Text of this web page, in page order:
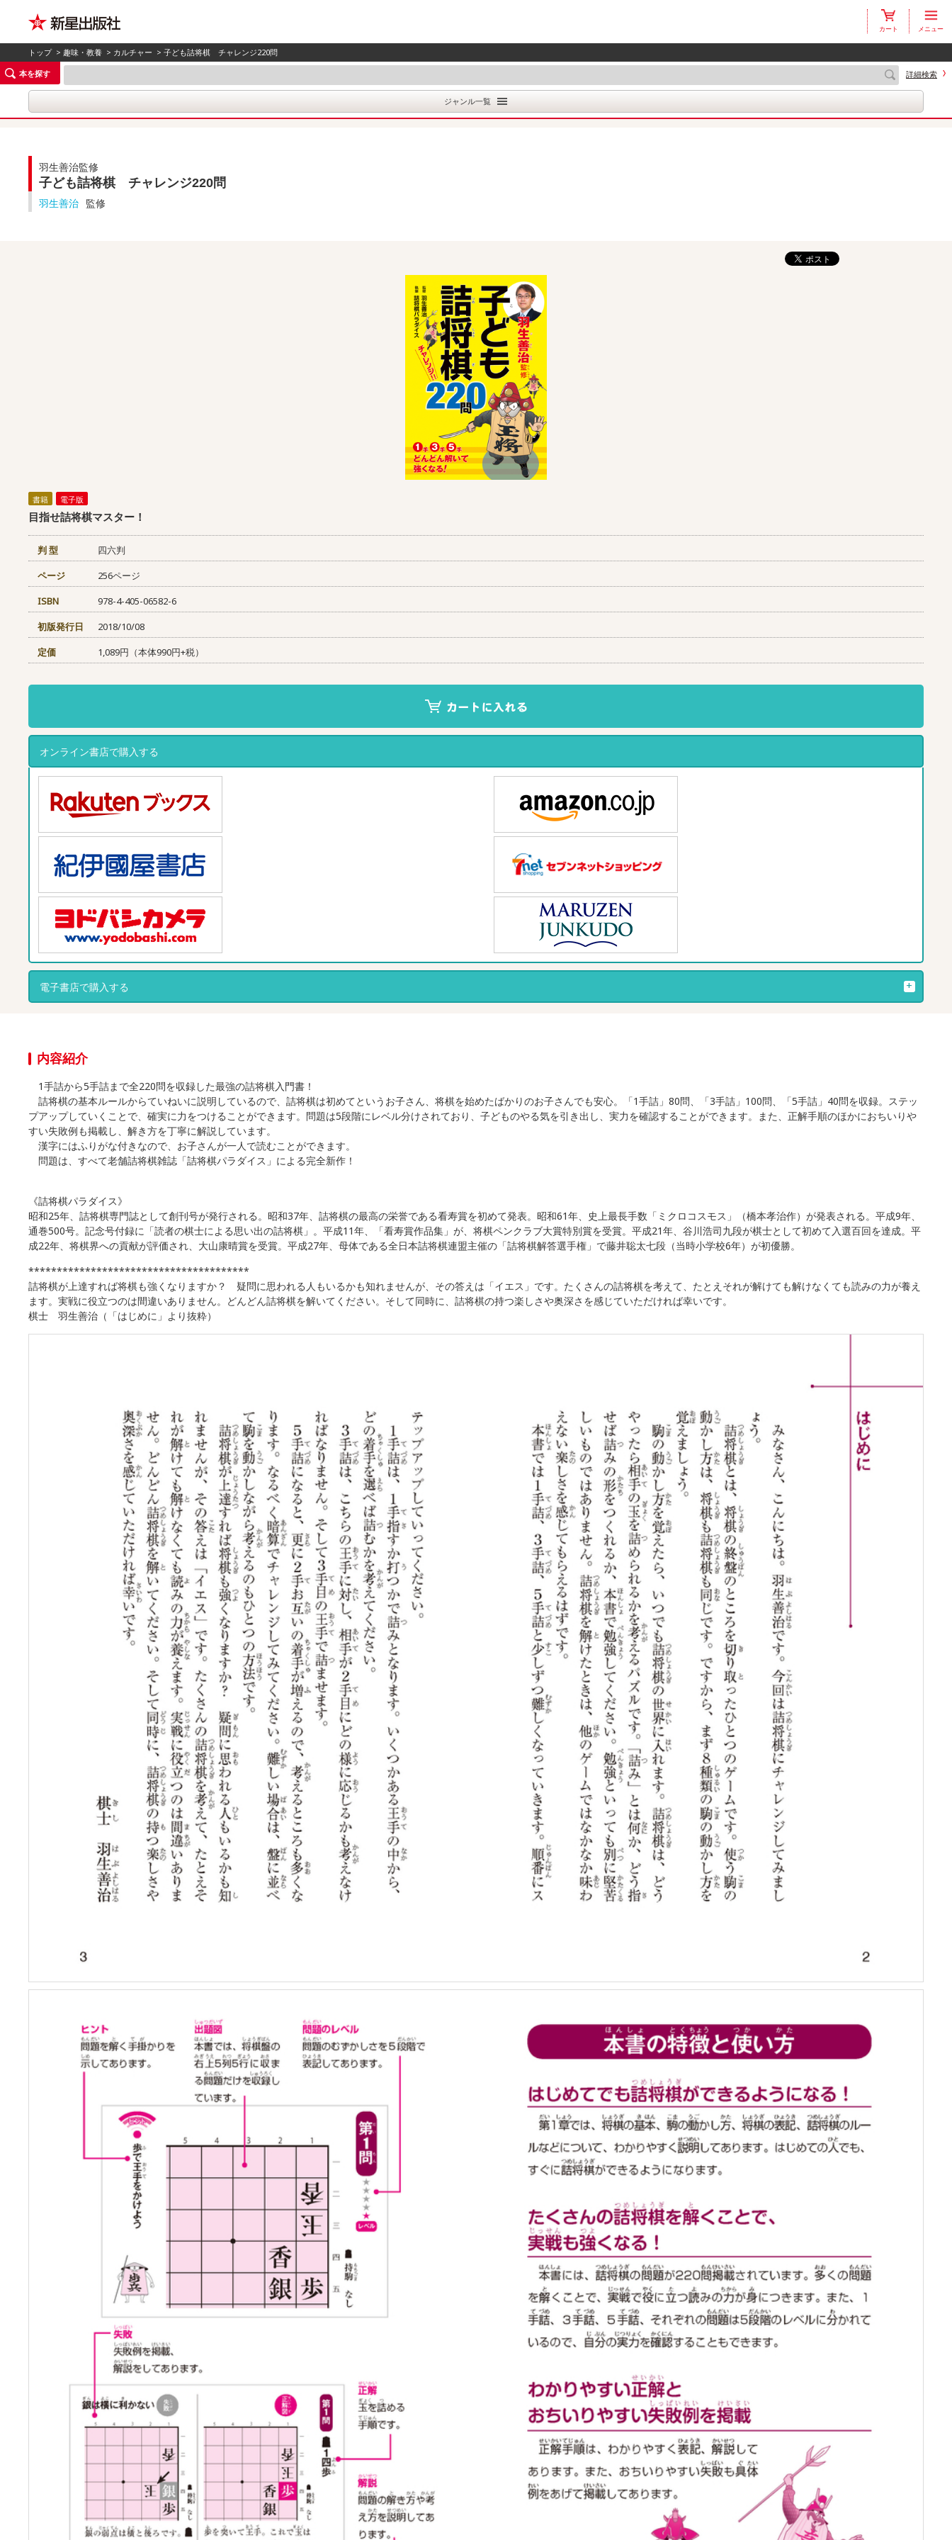
カート メニュー
トップ >趣味・教養 > カルチャー > 子ども詰将棋 チャレンジ220問
本を探す
詳細検索
ジャンル一覧
羽生善治監修
子ども詰将棋 チャレンジ220問
羽生善治 監修
書籍 電子版
目指せ詰将棋マスター！
判 型
四六判
ページ
256ページ
ISBN
978-4-405-06582-6
初版発行日
2018/10/08
定価
1,089円（本体990円+税）
オンライン書店で購入する
電子書店で購入する
内容紹介
1手詰から5手詰まで全220問を収録した最強の詰将棋入門書！
詰将棋の基本ルールからていねいに説明しているので、詰将棋は初めてというお子さん、将棋を始めたばかりのお子さんでも安心。「1手詰」80問、「3手詰」100問、「5手詰」40問を収録。ステッ
プアップしていくことで、確実に力をつけることができます。問題は5段階にレベル分けされており、子どものやる気を引き出し、実力を確認することができます。また、正解手順のほかにおちいりや
すい失敗例も掲載し、解き方を丁寧に解説しています。
漢字にはふりがな付きなので、お子さんが一人で読むことができます。
問題は、すべて老舗詰将棋雑誌「詰将棋パラダイス」による完全新作！
《詰将棋パラダイス》
昭和25年、詰将棋専門誌として創刊号が発行される。昭和37年、詰将棋の最高の栄誉である看寿賞を初めて発表。昭和61年、史上最長手数「ミクロコスモス」（橋本孝治作）が発表される。平成9年、
通巻500号。記念号付録に「読者の棋士による思い出の詰将棋」。平成11年、「看寿賞作品集」が、将棋ペンクラブ大賞特別賞を受賞。平成21年、谷川浩司九段が棋士として初めて入選百回を達成。平
成22年、将棋界への貢献が評価され、大山康晴賞を受賞。平成27年、母体である全日本詰将棋連盟主催の「詰将棋解答選手権」で藤井聡太七段（当時小学校6年）が初優勝。
***************************************
詰将棋が上達すれば将棋も強くなりますか？ 疑問に思われる人もいるかも知れませんが、その答えは「イエス」です。たくさんの詰将棋を考えて、たとえそれが解けても解けなくても読みの力が養え
ます。実戦に役立つのは間違いありません。どんどん詰将棋を解いてください。そして同時に、詰将棋の持つ楽しさや奥深さを感じていただければ幸いです。
棋士 羽生善治（「はじめに」より抜粋）